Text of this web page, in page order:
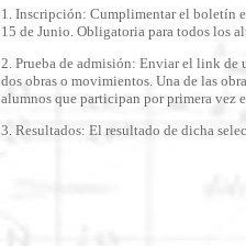
1. Inscripción: Cumplimentar el boletín
15 de Junio. Obligatoria para todos los
2. Prueba de admisión: Enviar el link de
dos obras o movimientos. Una de las
alumnos que participan por primera vez
3. Resultados: El resultado de dicha